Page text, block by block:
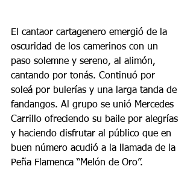
El cantaor cartagenero emergió de la
oscuridad de los camerinos con un
paso solemne y sereno, al alimón,
cantando por tonás. Continuó por
soleá por bulerías y una larga tanda de
fandangos. Al grupo se unió Mercedes
Carrillo ofreciendo su baile por alegrías
y haciendo disfrutar al público que en
buen número acudió a la llamada de la
Peña Flamenca “Melón de Oro”.